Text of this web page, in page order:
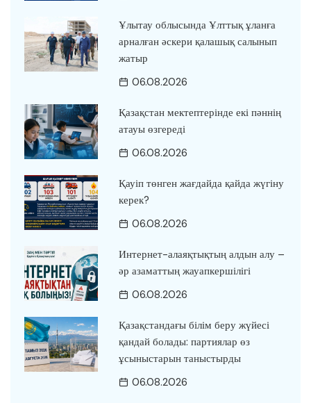
Ұлытау облысында Ұлттық ұланға
арналған әскери қалашық салынып
жатыр
06.08.2026
Қазақстан мектептерінде екі пәннің
атауы өзгереді
06.08.2026
Қауіп төнген жағдайда қайда жүгіну
керек?
06.08.2026
Интернет-алаяқтықтың алдын алу –
әр азаматтың жауапкершілігі
06.08.2026
Қазақстандағы білім беру жүйесі
қандай болады: партиялар өз
ұсыныстарын таныстырды
06.08.2026